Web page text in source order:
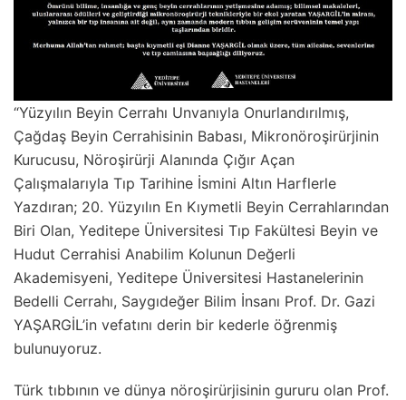
“Yüzyılın Beyin Cerrahı Unvanıyla Onurlandırılmış,
Çağdaş Beyin Cerrahisinin Babası, Mikronöroşirürjinin
Kurucusu, Nöroşirürji Alanında Çığır Açan
Çalışmalarıyla Tıp Tarihine İsmini Altın Harflerle
Yazdıran; 20. Yüzyılın En Kıymetli Beyin Cerrahlarından
Biri Olan, Yeditepe Üniversitesi Tıp Fakültesi Beyin ve
Hudut Cerrahisi Anabilim Kolunun Değerli
Akademisyeni, Yeditepe Üniversitesi Hastanelerinin
Bedelli Cerrahı, Saygıdeğer Bilim İnsanı Prof. Dr. Gazi
YAŞARGİL’in vefatını derin bir kederle öğrenmiş
bulunuyoruz.
Türk tıbbının ve dünya nöroşirürjisinin gururu olan Prof.